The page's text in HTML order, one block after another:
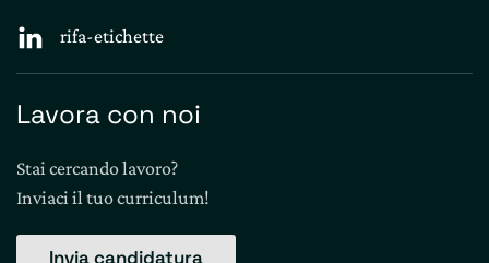
rifa-etichette
Lavora con noi
Stai cercando lavoro?
Inviaci il tuo curriculum!
Invia candidatura